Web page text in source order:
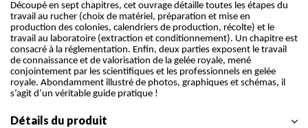
Découpé en sept chapitres, cet ouvrage détaille toutes les étapes du
travail au rucher (choix de matériel, préparation et mise en
production des colonies, calendriers de production, récolte) et le
travail au laboratoire (extraction et conditionnement). Un chapitre est
consacré à la réglementation. Enfin, deux parties exposent le travail
de connaissance et de valorisation de la gelée royale, mené
conjointement par les scientifiques et les professionnels en gelée
royale. Abondamment illustré de photos, graphiques et schémas, il
s’agit d’un véritable guide pratique !
Détails du produit